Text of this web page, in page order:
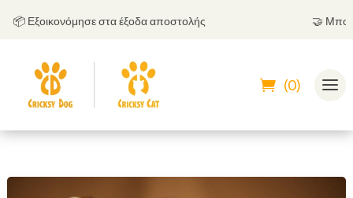
Εξοικονόμησε στα έξοδα αποστολής
(0)